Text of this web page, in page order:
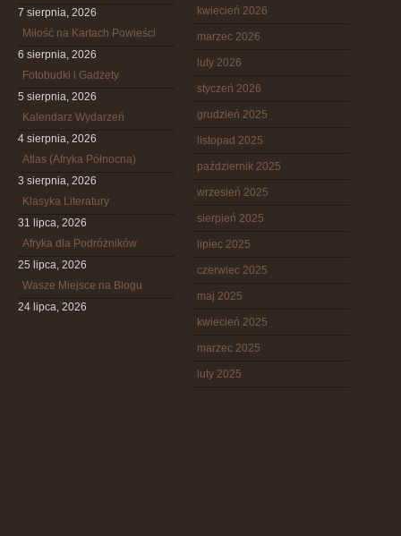
7 sierpnia, 2026
Miłość na Kartach Powieści
6 sierpnia, 2026
Fotobudki i Gadżety
5 sierpnia, 2026
Kalendarz Wydarzeń
4 sierpnia, 2026
Atlas (Afryka Północna)
3 sierpnia, 2026
Klasyka Literatury
31 lipca, 2026
Afryka dla Podróżników
25 lipca, 2026
Wasze Miejsce na Blogu
24 lipca, 2026
kwiecień 2026
marzec 2026
luty 2026
styczeń 2026
grudzień 2025
listopad 2025
październik 2025
wrzesień 2025
sierpień 2025
lipiec 2025
czerwiec 2025
maj 2025
kwiecień 2025
marzec 2025
luty 2025